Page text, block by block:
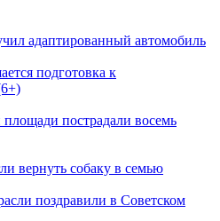
адаптированный автомобиль
подготовка к
пострадали восемь
вернуть собаку в семью
поздравили в Советском